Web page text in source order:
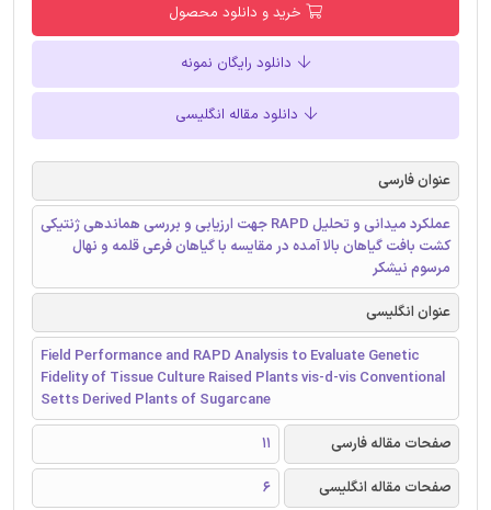
خرید و دانلود محصول
دانلود رایگان نمونه
دانلود مقاله انگلیسی
عنوان فارسی
عملکرد میدانی و تحلیل RAPD جهت ارزیابی و بررسی هماندهی ژنتیکی
کشت بافت گیاهان بالا آمده در مقایسه با گیاهان فرعی قلمه و نهال
مرسوم نیشکر
عنوان انگلیسی
Field Performance and RAPD Analysis to Evaluate Genetic
Fidelity of Tissue Culture Raised Plants vis-d-vis Conventional
Setts Derived Plants of Sugarcane
صفحات مقاله فارسی
11
صفحات مقاله انگلیسی
6